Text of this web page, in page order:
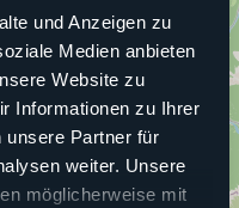
und Anzeigen zu
Medien anbieten
Website zu
Informationen zu Ihrer
unsere Partner für
weiter. Unsere
möglicherweise mit